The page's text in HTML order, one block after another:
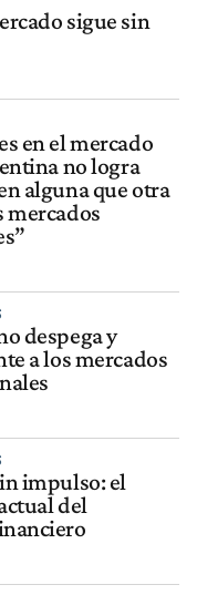
sigue sin
en el mercado
no logra
alguna que otra
mercados
despega y
a los mercados
impulso: el
del